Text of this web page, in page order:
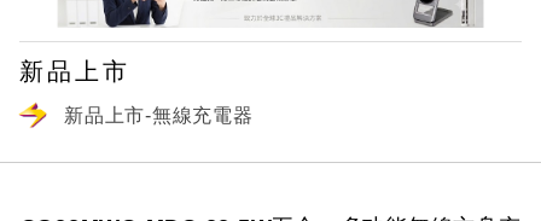
新品上市
新品上市-無線充電器